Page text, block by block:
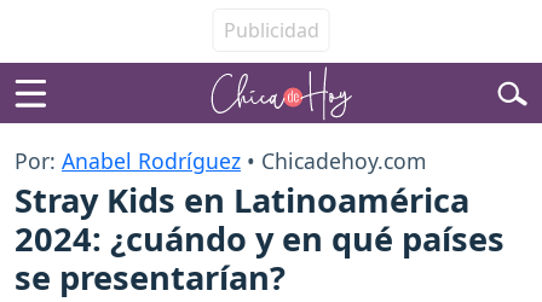
Por: Anabel Rodríguez • Chicadehoy.com
Stray Kids en Latinoamérica
2024: ¿cuándo y en qué países
se presentarían?